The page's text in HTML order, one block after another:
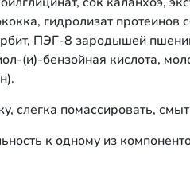
гидролизат протеинов
ПЭГ-8 зародышей
(и)-бензойная кислота,
слегка помассировать,
к одному из